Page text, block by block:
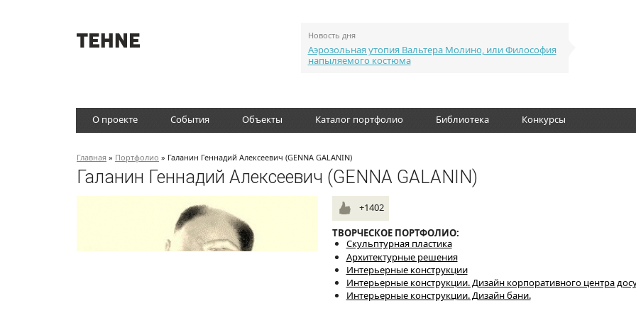
Новость дня
Аэрозольная утопия Вальтера Молино, или Философия
напыляемого костюма
О проекте События Объекты Каталог портфолио Библиотека Конкурсы
Главная » Портфолио » Галанин Геннадий Алексеевич (GENNA GALANIN)
Галанин Геннадий Алексеевич (GENNA GALANIN)
+1402
ТВОРЧЕСКОЕ ПОРТФОЛИО:
Скульптурная пластика
Архитектурные решения
Интерьерные конструкции
Интерьерные конструкции. Дизайн корпоративного центра
Интерьерные конструкции. Дизайн бани.